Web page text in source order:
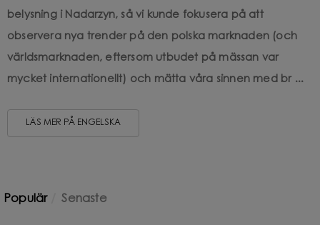
belysning i Nadarzyn, så vi kunde fokusera på att
observera nya trender på den polska marknaden (och
världsmarknaden, eftersom utbudet på mässan var
mycket internationellt) och mätta våra sinnen med br ...
LÄS MER PÅ ENGELSKA
Populär Senaste